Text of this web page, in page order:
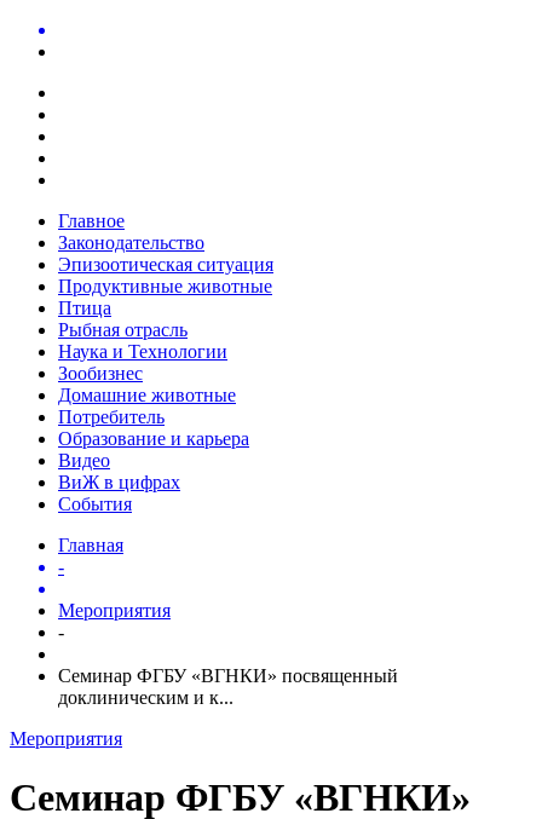
Главное
Законодательство
Эпизоотическая ситуация
Продуктивные животные
Птица
Рыбная отрасль
Наука и Технологии
Зообизнес
Домашние животные
Потребитель
Образование и карьера
Видео
ВиЖ в цифрах
События
Главная
-
Мероприятия
-
Семинар ФГБУ «ВГНКИ» посвященный
доклиническим и к...
Мероприятия
Семинар ФГБУ «ВГНКИ»